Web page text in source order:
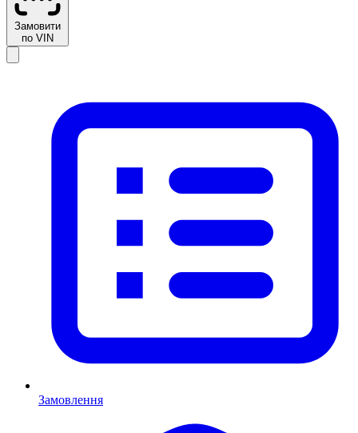
Замовити
по VIN
Замовлення